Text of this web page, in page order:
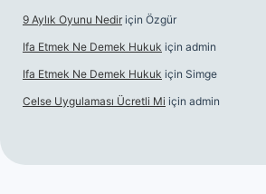
9 Aylık Oyunu Nedir için Özgür
Ifa Etmek Ne Demek Hukuk için admin
Ifa Etmek Ne Demek Hukuk için Simge
Celse Uygulaması Ücretli Mi için admin